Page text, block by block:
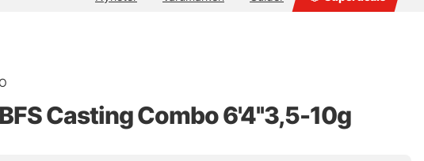
Casting Combo 6'4''3,5-10g